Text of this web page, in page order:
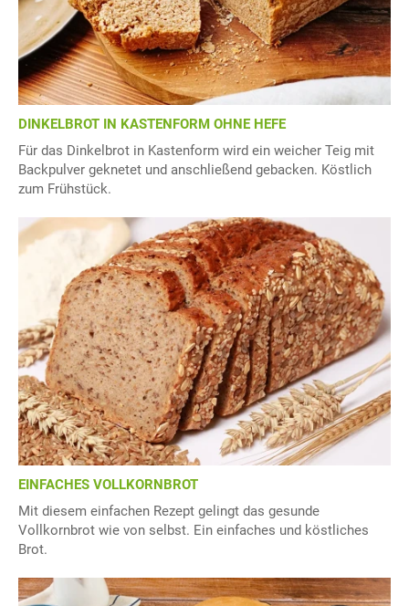
DINKELBROT IN KASTENFORM OHNE HEFE
Für das Dinkelbrot in Kastenform wird ein weicher Teig mit
Backpulver geknetet und anschließend gebacken. Köstlich
zum Frühstück.
EINFACHES VOLLKORNBROT
Mit diesem einfachen Rezept gelingt das gesunde
Vollkornbrot wie von selbst. Ein einfaches und köstliches
Brot.